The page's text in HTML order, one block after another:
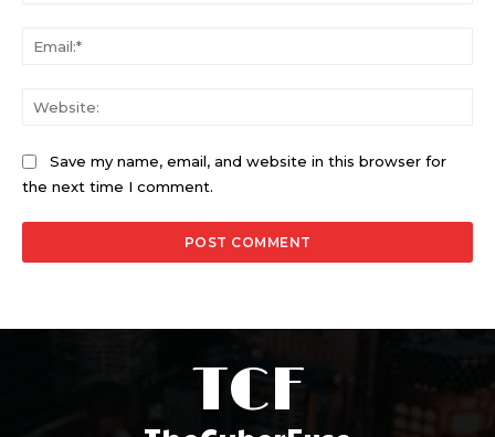
Save my name, email, and website in this browser for
the next time I comment.
TCF